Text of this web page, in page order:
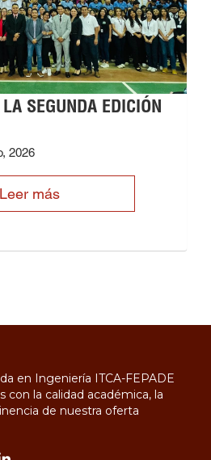
SEGUNDA EDICIÓN
2026
Leer más
en Ingeniería ITCA-FEPADE
la calidad académica, la
de nuestra oferta